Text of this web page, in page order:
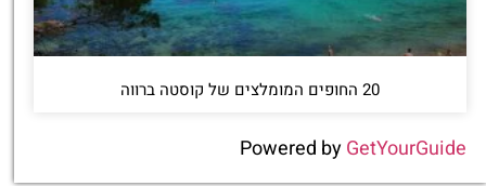
20 החופים המומלצים של קוסטה ברווה
Powered byGetYourGuide